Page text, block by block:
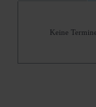
Keine Termine